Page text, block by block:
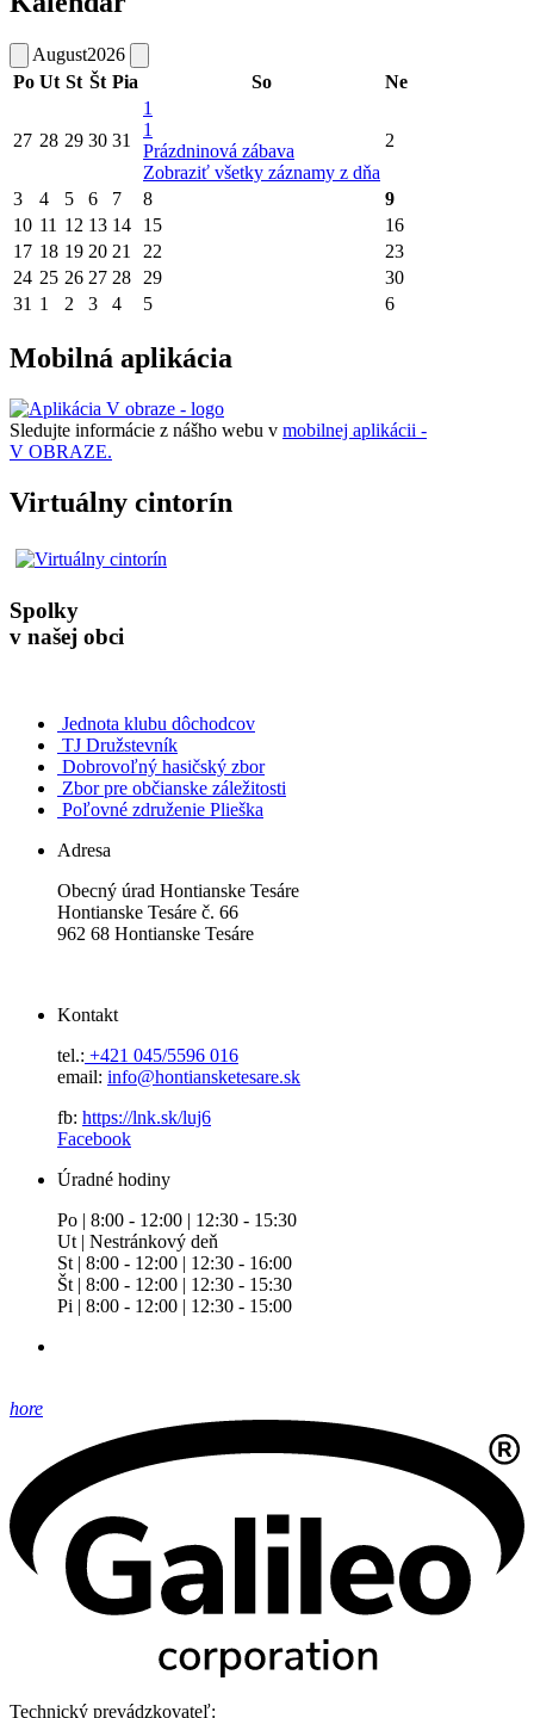
August2026
Po Ut St Št Pia So Ne
27 28 29 30 31
1
1
Prázdninová zábava
Zobraziť všetky záznamy z dňa
2
3 4 5 6 7 8
9
10 11 12 13 14 15
16
17 18 19 20 21 22
23
24 25 26 27 28 29
30
31 1 2 3 4 5 6
Mobilná aplikácia
Sledujte informácie z nášho webu v mobilnej aplikácii -
V OBRAZE.
Virtuálny cintorín
Spolky
v našej obci
Jednota klubu dôchodcov
TJ Družstevník
Dobrovoľný hasičský zbor
Zbor pre občianske záležitosti
Poľovné združenie Plieška
Adresa
Obecný úrad Hontianske Tesáre
Hontianske Tesáre č. 66
962 68 Hontianske Tesáre
Kontakt
tel.: +421 045/5596 016
email: info@hontiansketesare.sk
fb: https://lnk.sk/luj6
Facebook
Úradné hodiny
Po | 8:00 - 12:00 | 12:30 - 15:30
Ut | Nestránkový deň
St | 8:00 - 12:00 | 12:30 - 16:00
Št | 8:00 - 12:00 | 12:30 - 15:30
Pi | 8:00 - 12:00 | 12:30 - 15:00
hore
Technický prevádzkovateľ: